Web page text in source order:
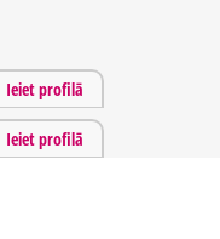
Ieiet profilā
Ieiet profilā